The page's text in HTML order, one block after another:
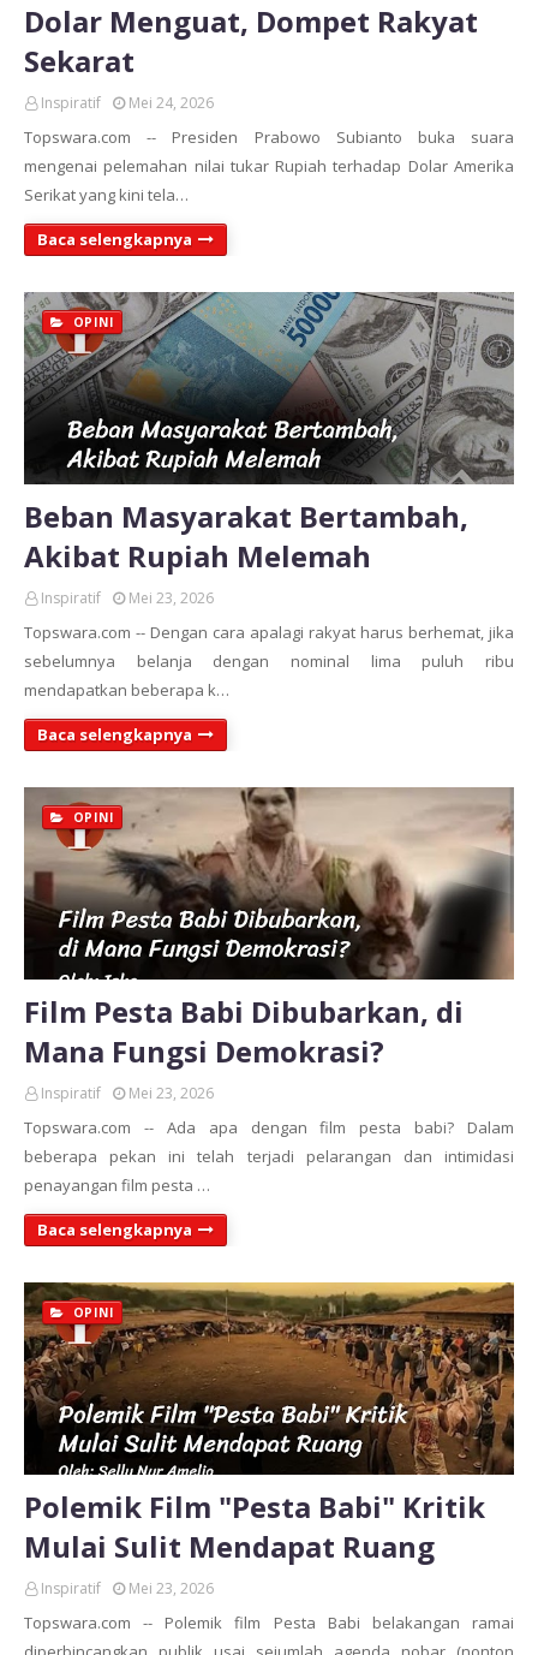
Dolar Menguat, Dompet Rakyat
Sekarat
Inspiratif Mei 24, 2026
Topswara.com -- Presiden Prabowo Subianto buka suara
mengenai pelemahan nilai tukar Rupiah terhadap Dolar Amerika
Serikat yang kini tela…
Baca selengkapnya
OPINI
Beban Masyarakat Bertambah,
Akibat Rupiah Melemah
Inspiratif Mei 23, 2026
Topswara.com -- Dengan cara apalagi rakyat harus berhemat, jika
sebelumnya belanja dengan nominal lima puluh ribu
mendapatkan beberapa k…
Baca selengkapnya
OPINI
Film Pesta Babi Dibubarkan, di
Mana Fungsi Demokrasi?
Inspiratif Mei 23, 2026
Topswara.com -- Ada apa dengan film pesta babi? Dalam
beberapa pekan ini telah terjadi pelarangan dan intimidasi
penayangan film pesta …
Baca selengkapnya
OPINI
Polemik Film "Pesta Babi" Kritik
Mulai Sulit Mendapat Ruang
Inspiratif Mei 23, 2026
Topswara.com -- Polemik film Pesta Babi belakangan ramai